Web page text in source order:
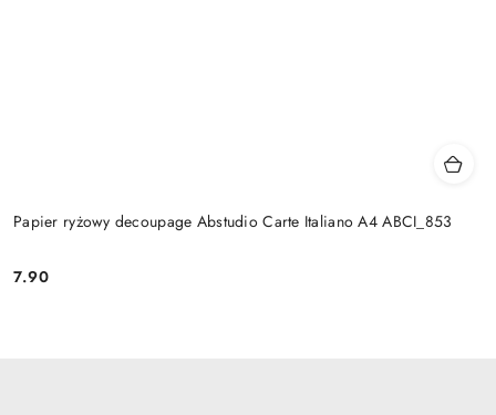
Papier ryżowy decoupage Abstudio Carte Italiano A4 ABCI_853
Cena:
7.90